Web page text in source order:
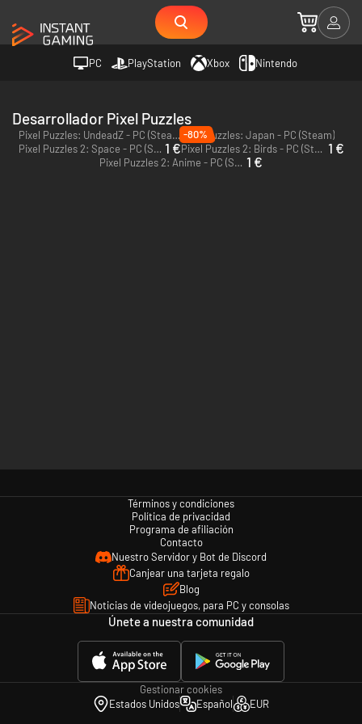
PC PlayStation Xbox Nintendo
Desarrollador Pixel Puzzles
Pixel Puzzles: UndeadZ - PC (Steam) Pixel Puzzles: Japan - PC (Steam)
Pixel Puzzles 2: Space - PC (Steam) 1 €
-80%
Pixel Puzzles 2: Birds - PC (Steam) 1 €
Pixel Puzzles 2: Anime - PC (Steam) 1 €
Términos y condiciones
Política de privacidad
Programa de afiliación
Contacto
Nuestro Servidor y Bot de Discord
Canjear una tarjeta regalo
Blog
Noticias de videojuegos, para PC y consolas
Únete a nuestra comunidad
Gestionar cookies
Estados Unidos
Español EUR